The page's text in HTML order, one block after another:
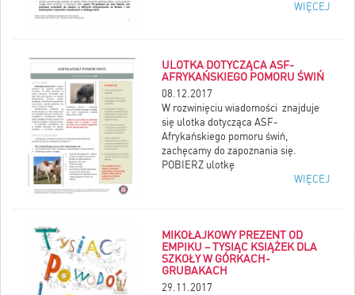
WIĘCEJ
ULOTKA DOTYCZĄCA ASF-
AFRYKAŃSKIEGO POMORU ŚWIŃ
08.12.2017
W rozwinięciu wiadomości znajduje
się ulotka dotycząca ASF-
Afrykańskiego pomoru świń,
zachęcamy do zapoznania się.
POBIERZ ulotkę
WIĘCEJ
MIKOŁAJKOWY PREZENT OD
EMPIKU – TYSIĄC KSIĄŻEK DLA
SZKOŁY W GÓRKACH-
GRUBAKACH
29.11.2017